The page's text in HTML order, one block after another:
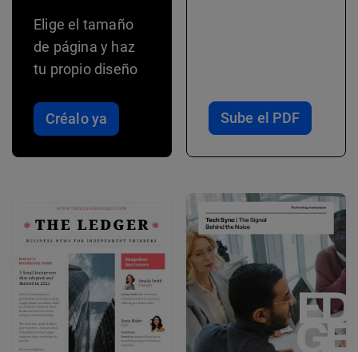
Elige el tamaño
de página y haz
tu propio diseño
Créalo ya Sube el PDF